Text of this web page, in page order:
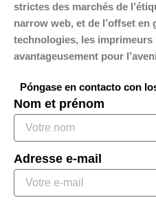
strictes des marchés de
narrow web, et de l’offset en
technologies, les
avantageusement pour
Póngase en contacto con
Nom et prénom
Adresse e-mail